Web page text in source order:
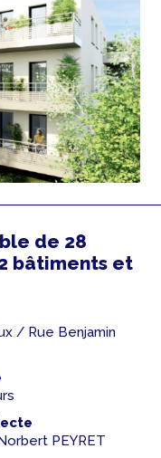
de 28
bâtiments et
/ Rue Benjamin
PEYRET